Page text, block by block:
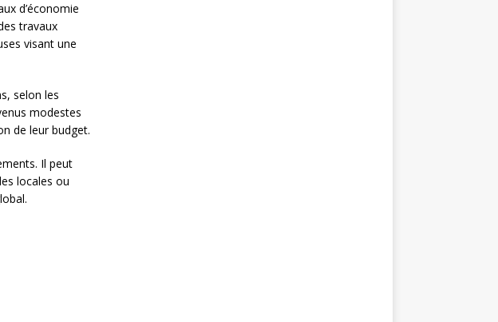
d’économie
travaux
visant une
selon les
modestes
de leur budget.
Il peut
locales ou